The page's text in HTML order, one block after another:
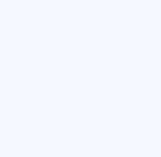
Te aseguramos
haga sentir y lucir
olvidarte de
preocupación